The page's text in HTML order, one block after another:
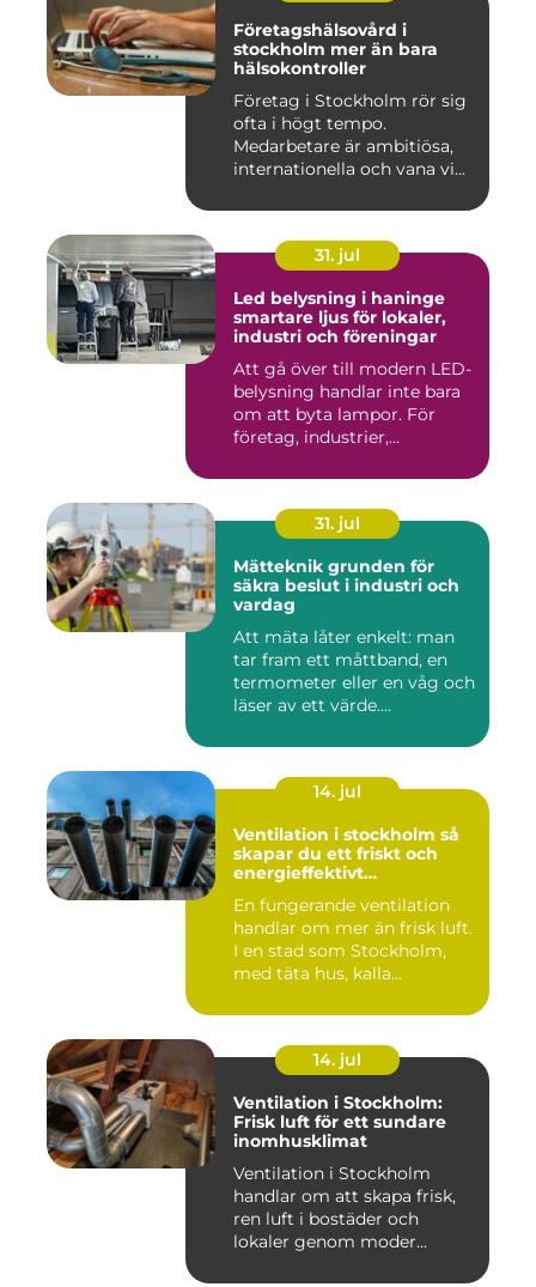
Företagshälsovård i
stockholm mer än bara
hälsokontroller
Företag i Stockholm rör sig
ofta i högt tempo.
Medarbetare är ambitiösa,
internationella och vana vi...
31. jul
Led belysning i haninge
smartare ljus för lokaler,
industri och föreningar
Att gå över till modern LED-
belysning handlar inte bara
om att byta lampor. För
företag, industrier,...
31. jul
Mätteknik grunden för
säkra beslut i industri och
vardag
Att mäta låter enkelt: man
tar fram ett måttband, en
termometer eller en våg och
läser av ett värde....
14. jul
Ventilation i stockholm så
skapar du ett friskt och
energieffektivt
En fungerande ventilation
handlar om mer än frisk luft.
I en stad som Stockholm,
med täta hus, kalla...
14. jul
Ventilation i Stockholm:
Frisk luft för ett sundare
inomhusklimat
Ventilation i Stockholm
handlar om att skapa frisk,
ren luft i bostäder och
lokaler genom moder...